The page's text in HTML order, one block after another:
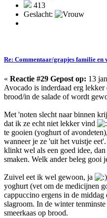
413
Geslacht:
Re: Commentaar/grapjes familie en
« Reactie #29 Gepost op: 13
Avocado is inderdaad erg
brood/in de salade of wordt
Met 'noten slecht naar binnen
dat ik ze echt niet lekker vind
te gooien (yoghurt of
wanneer je ze 'uit het vuistje
klinkt wel als een goed idee,
smaken. Welk ander beleg gooi
Zuivel eet ik wel gewoon, ja
yoghurt (vet om de medicijnen
cappuccino ergens in de
slagroom. In de winter tenminste
smeerkaas op brood.